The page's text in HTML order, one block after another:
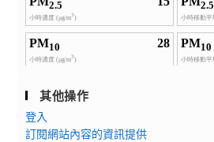
其他操作
登入
訂閱網站內容的資訊提供